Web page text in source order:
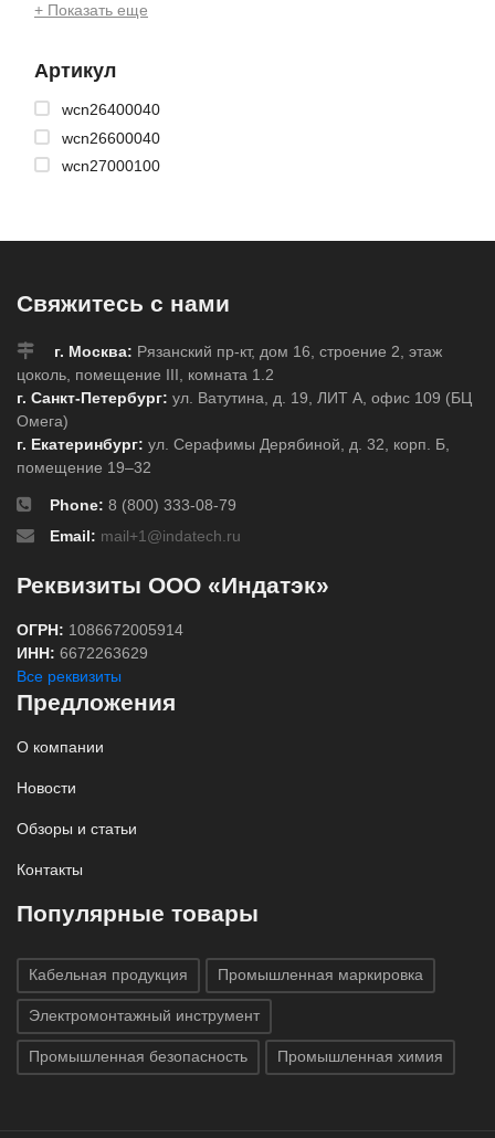
+ Показать еще
Артикул
wcn26400040
wcn26600040
wcn27000100
Свяжитесь с нами
г. Москва: Рязанский пр-кт, дом 16, строение 2, этаж
цоколь, помещение III, комната 1.2
г. Санкт-Петербург: ул. Ватутина, д. 19, ЛИТ А, офис 109 (БЦ
Омега)
г. Екатеринбург: ул. Серафимы Дерябиной, д. 32, корп. Б,
помещение 19–32
Phone: 8 (800) 333-08-79
Email: mail+1@indatech.ru
Реквизиты ООО «Индатэк»
ОГРН: 1086672005914
ИНН: 6672263629
Все реквизиты
Предложения
О компании
Новости
Обзоры и статьи
Контакты
Популярные товары
Кабельная продукция Промышленная маркировка
Электромонтажный инструмент
Промышленная безопасность Промышленная химия